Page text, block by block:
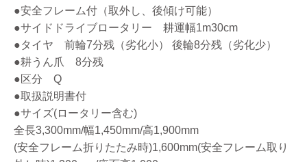
●安全フレーム付（取外し、後傾け可能）
●サイドドライブロータリー 耕運幅1m30cm
●タイヤ 前輪7分残（劣化小） 後輪8分残（劣化少）
●耕うん爪 8分残
●区分 Q
●取扱説明書付
●サイズ(ロータリー含む)
全長3,300mm/幅1,450mm/高1,900mm
(安全フレーム折りたたみ時)1,600mm(安全フレーム取り